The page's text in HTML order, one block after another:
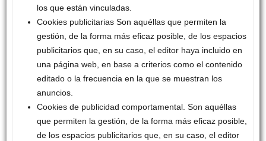
los que están vinculadas.
Cookies publicitarias Son aquéllas que permiten la
gestión, de la forma más eficaz posible, de los espacios
publicitarios que, en su caso, el editor haya incluido en
una página web, en base a criterios como el contenido
editado o la frecuencia en la que se muestran los
anuncios.
Cookies de publicidad comportamental. Son aquéllas
que permiten la gestión, de la forma más eficaz posible,
de los espacios publicitarios que, en su caso, el editor